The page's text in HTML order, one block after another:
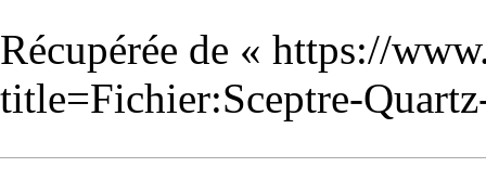
Récupérée de « https://
title=Fichier:Sceptre-